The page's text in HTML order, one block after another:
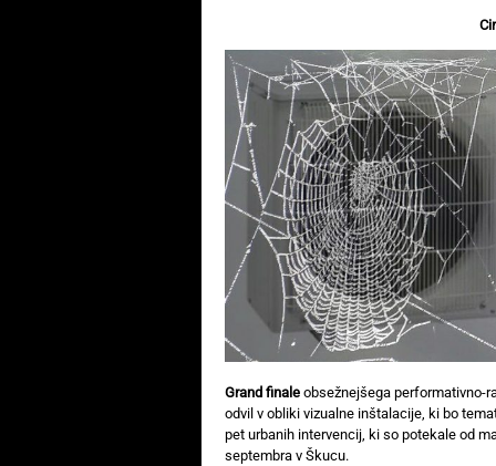
Grand finaleobsežnejšega performativno-
odvil v obliki vizualne inštalacije, ki bo
pet urbanih intervencij, ki so potekale od
septembra v Škucu.